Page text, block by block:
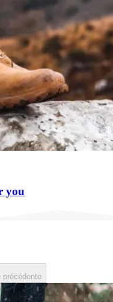
you
précédente